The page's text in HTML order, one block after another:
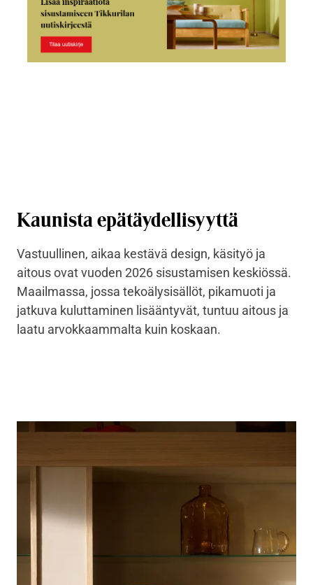
Kaunista epätäydellisyyttä
Vastuullinen, aikaa kestävä design, käsityö ja
aitous ovat vuoden 2026 sisustamisen keskiössä.
Maailmassa, jossa tekoälysisällöt, pikamuoti ja
jatkuva kuluttaminen lisääntyvät, tuntuu aitous ja
laatu arvokkaammalta kuin koskaan.